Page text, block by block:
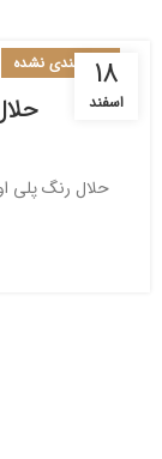
18
اسفند
دسته‌بندی نشده
حلال رنگ پلی